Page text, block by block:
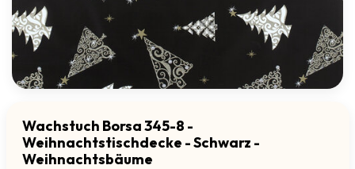
Wachstuch Borsa 345-8 -
Weihnachtstischdecke - Schwarz -
Weihnachtsbäume